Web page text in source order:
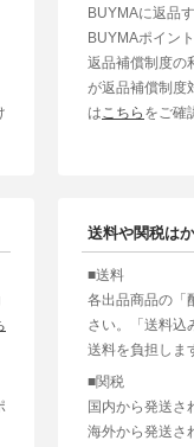
BUYMAに返品
BUYMAポイン
返品補償制度の
が返品補償制度
は こちら をご確
送料や関税は
■送料
各出品商品の「
さい。「送料込
送料を負担しま
■関税
国内から発送さ
海外から発送さ